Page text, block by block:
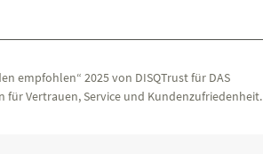
empfohlen“ 2025 von DISQTrust für DAS
für Vertrauen, Service und Kundenzufriedenheit.